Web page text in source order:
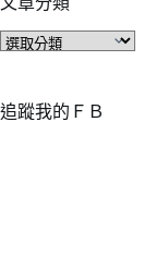
文
類
追蹤我的ＦＢ